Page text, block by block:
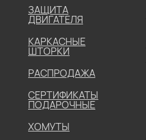
ЗАЩИТА
ДВИГАТЕЛЯ
КАРКАСНЫЕ
ШТОРКИ
РАСПРОДАЖА
СЕРТИФИКАТЫ
ПОДАРОЧНЫЕ
ХОМУТЫ